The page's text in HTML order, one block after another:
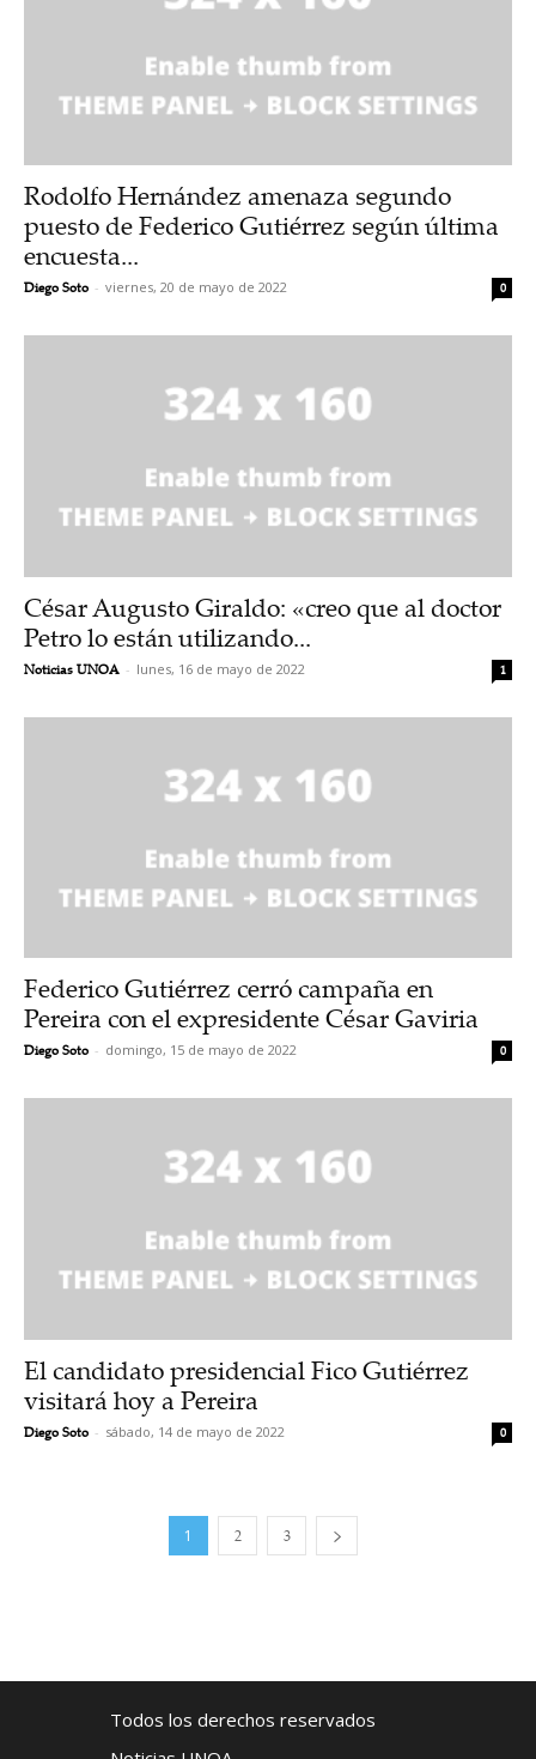
Rodolfo Hernández amenaza segundo
puesto de Federico Gutiérrez según última
encuesta...
Diego Soto - viernes, 20 de mayo de 2022 0
César Augusto Giraldo: «creo que al doctor
Petro lo están utilizando...
Noticias UNOA - lunes, 16 de mayo de 2022 1
Federico Gutiérrez cerró campaña en
Pereira con el expresidente César Gaviria
Diego Soto - domingo, 15 de mayo de 2022 0
El candidato presidencial Fico Gutiérrez
visitará hoy a Pereira
Diego Soto - sábado, 14 de mayo de 2022 0
1 2 3
Todos los derechos reservados